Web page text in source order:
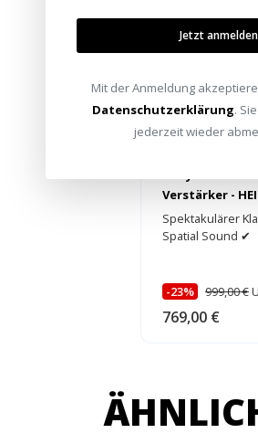
Verstärker -
Edition
Spektakulärer
Spatial Sound ✔
-23% 999,00 €
769,00 €
Jetzt anmelden
Mit der Anmeldung
Datenschutzerklärung.
jederzeit wieder